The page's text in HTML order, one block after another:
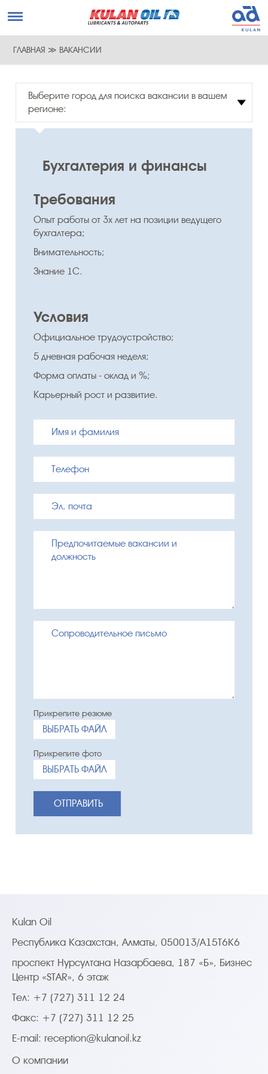
ГЛАВНАЯ ≫ ВАКАНСИИ
Выберите город для поиска вакансии в вашем
регионе:
Бухгалтерия и финансы
Требования
Опыт работы от 3х лет на позиции ведущего
бухгалтера;
Внимательность;
Знание 1С.
Условия
Официальное трудоустройство;
5 дневная рабочая неделя;
Форма оплаты - оклад и %;
Карьерный рост и развитие.
ВЫБРАТЬ ФАЙЛ
ВЫБРАТЬ ФАЙЛ
Kulan Oil
Республика Казахстан, Алматы, 050013/A15T6K6
проспект Нурсултана Назарбаева, 187 «Б», Бизнес
Центр «STAR», 6 этаж
Тел: +7 (727) 311 12 24
Факс: +7 (727) 311 12 25
E-mail: reception@kulanoil.kz
О компании